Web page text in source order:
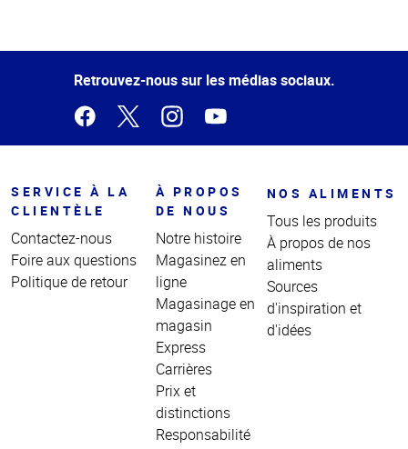
de la
Retrouvez-nous sur les médias sociaux.
SERVICE À LA
CLIENTÈLE
Contactez-nous
Foire aux questions
Politique de retour
À PROPOS
DE NOUS
Notre histoire
Magasinez en
ligne
Magasinage en
magasin
Express
Carrières
Prix et
distinctions
Responsabilité
NOS ALIMENTS
Tous les produits
À propos de nos
aliments
Sources
d'inspiration et
d'idées